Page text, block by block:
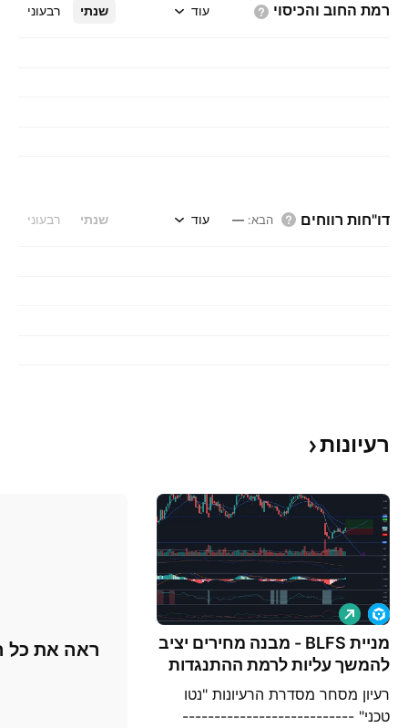
רמת החוב והכיסוי שנתי רבעוני עוד
דו"חות רווחים הבא:
— שנתי רבעוני עוד
רעיונות
מניית BLFS - מבנה מחירים יציב
להמשך עליות לרמת ההתנגדות
הבאה
רעיון מסחר מסדרת הרעיונות "נטו
טכני" ---------------------------
ל
ו
נ
ראה את כל